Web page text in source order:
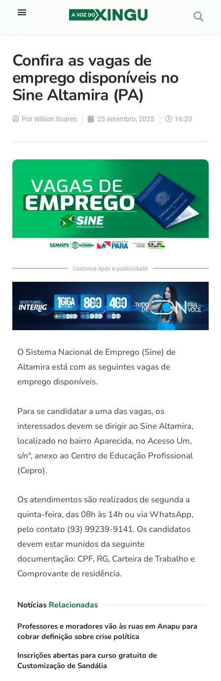
Confira as vagas de
emprego disponíveis no
Sine Altamira (PA)
PorWilson Soares 25 setembro, 2025 16:20
Continua após a publicidade
O Sistema Nacional de Emprego (Sine) de
Altamira está com as seguintes vagas de
emprego disponíveis.
Para se candidatar a uma das vagas, os
interessados devem se dirigir ao Sine Altamira,
localizado no bairro Aparecida, no Acesso Um,
s/n°, anexo ao Centro de Educação Profissional
(Cepro).
Os atendimentos são realizados de segunda a
quinta-feira, das 08h às 14h ou via WhatsApp,
pelo contato (93) 99239-9141. Os candidatos
devem estar munidos da seguinte
documentação: CPF, RG, Carteira de Trabalho e
Comprovante de residência.
Notícias Relacionadas
Professores e moradores vão às ruas em Anapu para
cobrar definição sobre crise política
Inscrições abertas para curso gratuito de
Customização de Sandália